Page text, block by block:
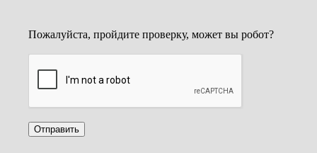
Пожалуйста, пройдите проверку, может вы робот?